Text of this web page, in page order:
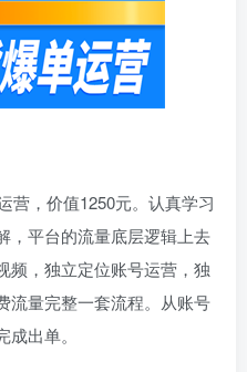
营，价值1250元。认真学习
，平台的流量底层逻辑上去
频，独立定位账号运营，独
流量完整一套流程。从账号
出单。